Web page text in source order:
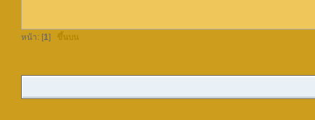
หน้า: [1] ขึ้นบน